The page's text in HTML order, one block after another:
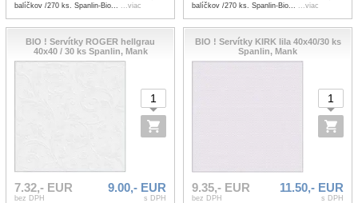
balíčkov /270 ks. Spanlin-Bio... ...viac
balíčkov /270 ks. Spanlin-Bio... ...viac
BIO ! Servítky ROGER hellgrau
40x40 / 30 ks Spanlin, Mank
7.32,- EUR
bez DPH
9.00,- EUR
s DPH
BIO ! Servítky KIRK lila 40x40/30 ks
Spanlin, Mank
9.35,- EUR
bez DPH
11.50,- EUR
s DPH